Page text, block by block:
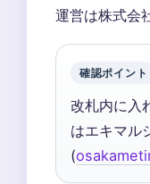
運営は株式会
確認ポイント
改札内に入
はエキマル
(